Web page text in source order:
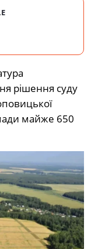
рішення суду
майже 650